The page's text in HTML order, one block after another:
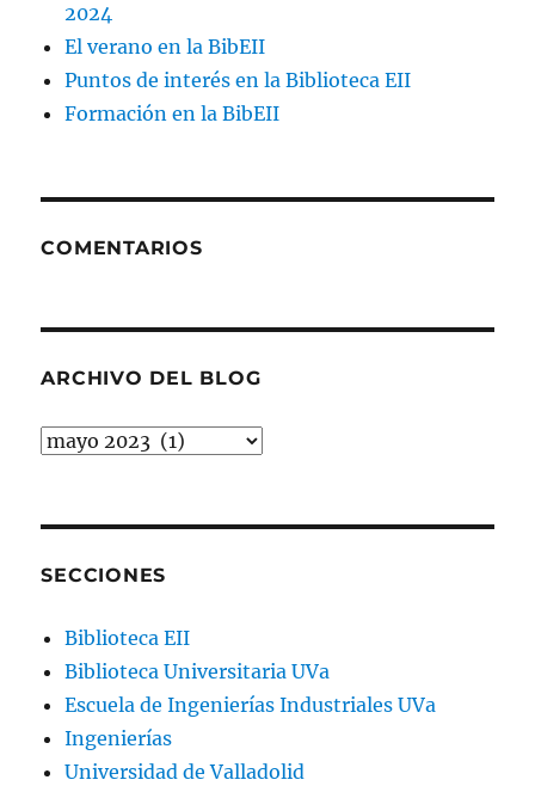
2024
El verano en la BibEII
Puntos de interés en la Biblioteca EII
Formación en la BibEII
COMENTARIOS
ARCHIVO DEL BLOG
Archivo
SECCIONES
Biblioteca EII
Biblioteca Universitaria UVa
Escuela de Ingenierías Industriales UVa
Ingenierías
Universidad de Valladolid